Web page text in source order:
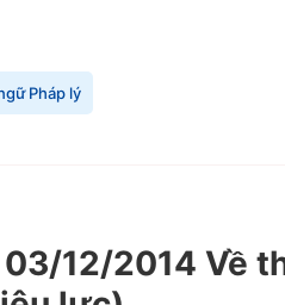
Pháp lý
12/2014 Về